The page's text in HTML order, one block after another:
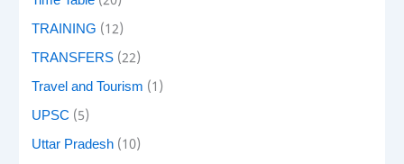
TRAINING (12)
TRANSFERS (22)
Travel and Tourism (1)
UPSC (5)
Uttar Pradesh (10)